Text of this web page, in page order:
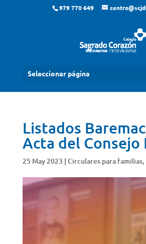
979 770 649
Seleccionar página
Listados
Acta del Consejo
25 May 2023 | Circulares para familias,